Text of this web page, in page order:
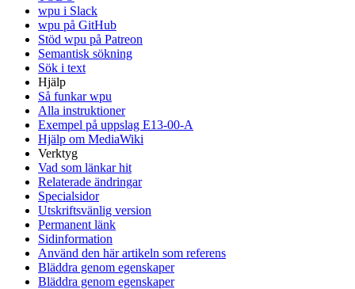
wpu i Slack
wpu på GitHub
Stöd wpu på Patreon
Semantisk sökning
Sök i text
Hjälp
Så funkar wpu
Alla instruktioner
Exempel på uppslag E13-00-A
Hjälp om MediaWiki
Verktyg
Vad som länkar hit
Relaterade ändringar
Specialsidor
Utskriftsvänlig version
Permanent länk
Sidinformation
Använd den här artikeln som referens
Bläddra genom egenskaper
Bläddra genom egenskaper